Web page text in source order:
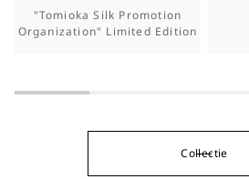
"Tomioka Silk Promotion
Organization" Limited Edition
Collectie